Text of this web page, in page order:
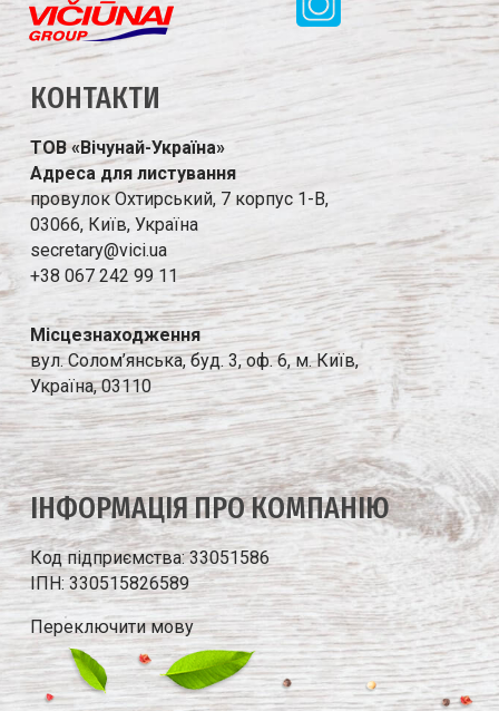
КОНТАКТИ
ТОВ «Вічунай-Україна»
Адреса для листування
провулок Охтирський, 7 корпус 1-В,
03066, Київ, Україна
secretary@vici.ua
+38 067 242 99 11
Місцезнаходження
вул. Солом’янська, буд. 3, оф. 6, м. Київ,
Україна, 03110
IНФОРМАЦIЯ ПРО КОМПАНIЮ
Код підприємства: 33051586
ІПН: 330515826589
Переключити мову